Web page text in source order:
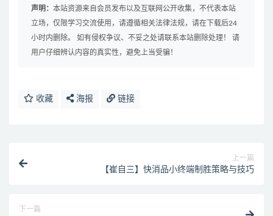
声明： 本站资源来自会员发布以及互联网公开收集，不代表本站
立场，仅限学习交流使用，请遵循相关法律法规，请在下载后24
小时内删除。 如有侵权争议、不妥之处请联系本站删除处理！ 请
用户仔细辨认内容的真实性，避免上当受骗！
收藏 海报 链接
上一篇
【崔自三】快消品小终端制胜策略与技巧
下一篇